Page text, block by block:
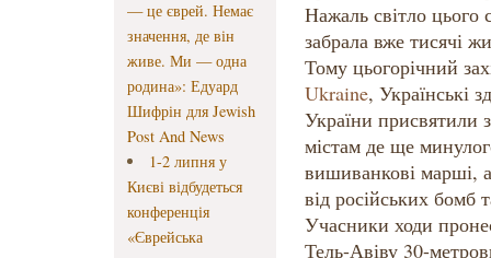
— це єврей. Немає
значення, де він
живе. Ми — одна
родина»: Едуард
Шифрін для Jewish
Post And News
1-2 липня у
Києві відбудеться
конференція
«Єврейська
Нажаль світло цього
забрала вже тисячі
Тому цьогорічний
Ukraine, Українські
України присвятили
містам де ще
вишиванкові марші,
від російських бомб
Учасники ходи
Тель-Авіву 30-